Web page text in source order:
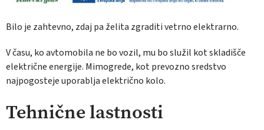
Bilo je zahtevno, zdaj pa želita zgraditi vetrno elektrarno.
V času, ko avtomobila ne bo vozil, mu bo služil kot skladišče
električne energije. Mimogrede, kot prevozno sredstvo
najpogosteje uporablja električno kolo.
Tehnične lastnosti